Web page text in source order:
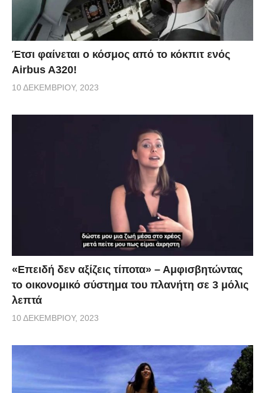
Έτσι φαίνεται ο κόσμος από το κόκπιτ ενός
Airbus A320!
10 ΔΕΚΕΜΒΡΊΟΥ, 2023
«Επειδή δεν αξίζεις τίποτα» – Αμφισβητώντας
το οικονομικό σύστημα του πλανήτη σε 3 μόλις
λεπτά
10 ΔΕΚΕΜΒΡΊΟΥ, 2023